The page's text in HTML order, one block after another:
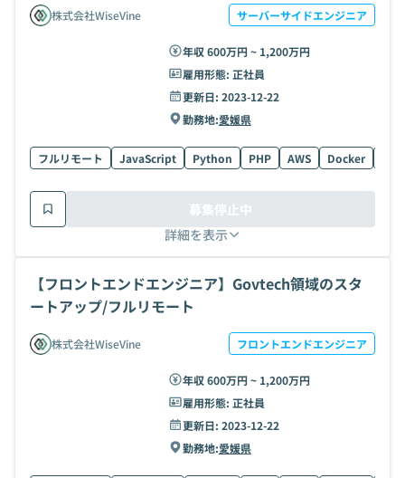
株式会社WiseVine サーバーサイドエンジニア
年収 600万円 ~ 1,200万円
雇用形態: 正社員
更新日: 2023-12-22
勤務地:愛媛県
フルリモート JavaScript Python PHP AWS Docker
詳細を表示
募集停止中
【フロントエンドエンジニア】Govtech領域のスタ
ートアップ/フルリモート
株式会社WiseVine フロントエンドエンジニア
年収 600万円 ~ 1,200万円
雇用形態: 正社員
更新日: 2023-12-22
勤務地:愛媛県